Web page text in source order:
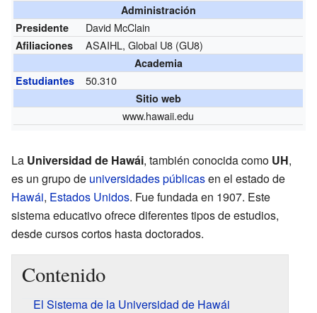
Administración
Presidente
David McClain
Afiliaciones ASAIHL, Global U8 (GU8)
Academia
Estudiantes
50.310
Sitio web
www.hawaii.edu
La Universidad de Hawái, también conocida como UH,
es un grupo de universidades públicasen el estado de
Hawái, Estados Unidos. Fue fundada en 1907. Este
sistema educativo ofrece diferentes tipos de estudios,
desde cursos cortos hasta doctorados.
Contenido
El Sistema de la Universidad de Hawái